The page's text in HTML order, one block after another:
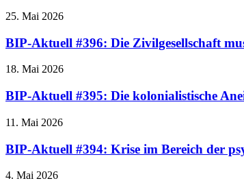
25. Mai 2026
BIP-Aktuell #396: Die Zivilgesellschaft
18. Mai 2026
BIP-Aktuell #395: Die kolonialistische
11. Mai 2026
BIP-Aktuell #394: Krise im Bereich der
4. Mai 2026